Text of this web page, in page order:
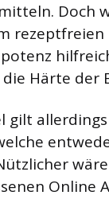
Doch
Härte der
Online